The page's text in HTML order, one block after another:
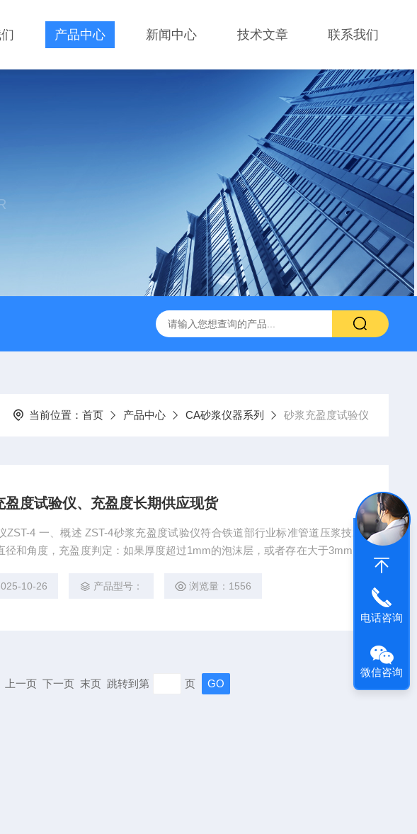
产品中心 新闻中心 技术文章 联系我们
2016标准普通混凝土泌水率试验容量筒试验方法 生石灰浆渣测定仪
当前位置： 首页 产品中心 CA砂浆仪器系列 砂浆充盈度试验仪
盈度试验仪、充盈度长期供应现货
ZST-4 一、概述 ZST-4砂浆充盈度试验仪符合铁道部行业标准管道压浆技术
径和角度，充盈度判定：如果厚度超过1mm的泡沫层，或者存在大于3mm的
。 二、方圆牌砂浆充盈度试验仪、充盈度长期供应现货主要参数 1、试
10-26 产品型号： 浏览量：1556
上一页 下一页 末页 跳转到第 页
电话咨询
微信咨询